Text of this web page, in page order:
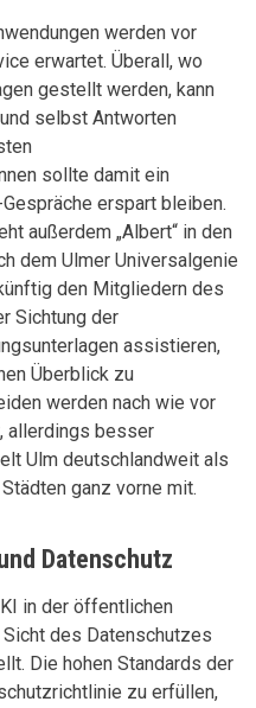
werden vor
erwartet. Überall, wo
gestellt werden, kann
selbst Antworten
sollte damit ein
erspart bleiben.
außerdem „Albert“ in den
dem Ulmer Universalgenie
den Mitgliedern des
Sichtung der
assistieren,
Überblick zu
werden nach wie vor
allerdings besser
Ulm deutschlandweit als
ganz vorne mit.
Datenschutz
in der öffentlichen
des Datenschutzes
Die hohen Standards der
zu erfüllen,